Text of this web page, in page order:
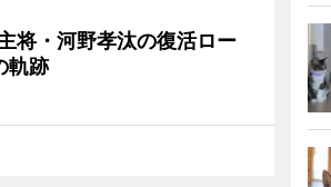
将・河野孝汰の復活ロー
軌跡